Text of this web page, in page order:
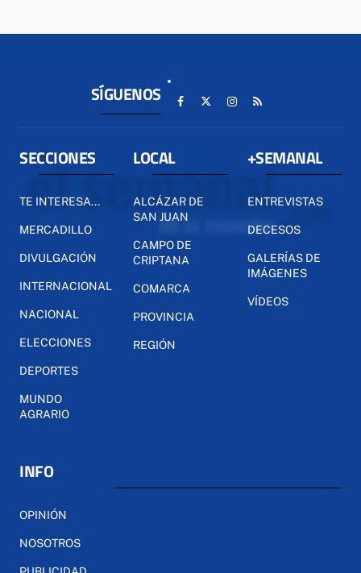
SÍGUENOS
SECCIONES
TE INTERESA...
MERCADILLO
DIVULGACIÓN
INTERNACIONAL
NACIONAL
ELECCIONES
DEPORTES
MUNDO
AGRARIO
LOCAL
ALCÁZAR DE
SAN JUAN
CAMPO DE
CRIPTANA
COMARCA
PROVINCIA
REGIÓN
+SEMANAL
ENTREVISTAS
DECESOS
GALERÍAS DE
IMÁGENES
VÍDEOS
INFO
OPINIÓN
NOSOTROS